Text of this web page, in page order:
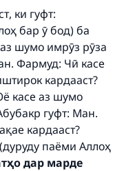
ки гуфт:
бар ӯ бод) ба
шумо имрӯз рӯза
Фармуд: Чӣ касе
кардааст?
касе аз шумо
гуфт: Ман.
кардааст?
паёми Аллоҳ
дар марде
of lives
today
our mission.
The Prophet (ﷺ) said:
to doing what is
as those who